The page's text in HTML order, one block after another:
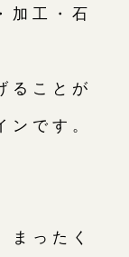
加工・石
ることが
です。
ったく
予約